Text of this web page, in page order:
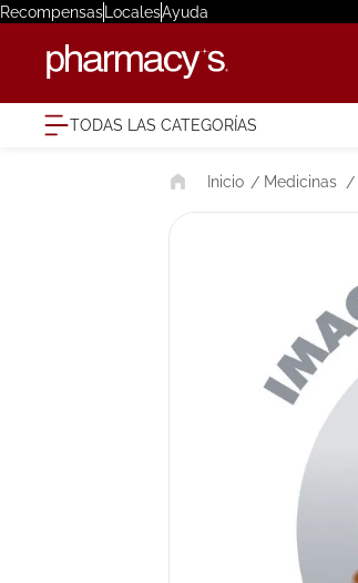
RecompensasLocalesAyuda
TODAS LAS CATEGORÍAS
Medicinas